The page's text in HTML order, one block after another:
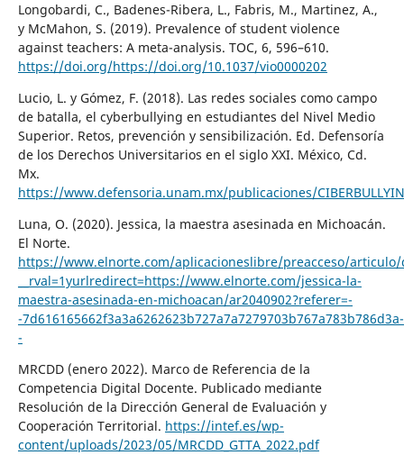
Longobardi, C., Badenes-Ribera, L., Fabris, M., Martinez, A.,
y McMahon, S. (2019). Prevalence of student violence
against teachers: A meta-analysis. TOC, 6, 596–610.
https://doi.org/https://doi.org/10.1037/vio0000202
Lucio, L. y Gómez, F. (2018). Las redes sociales como campo
de batalla, el cyberbullying en estudiantes del Nivel Medio
Superior. Retos, prevención y sensibilización. Ed. Defensoría
de los Derechos Universitarios en el siglo XXI. México, Cd.
Mx.
https://www.defensoria.unam.mx/publicaciones/
Luna, O. (2020). Jessica, la maestra asesinada en Michoacán.
El Norte.
https://www.elnorte.com/aplicacioneslibre/preacceso/articulo/
__rval=1yurlredirect=https://www.elnorte.com/jessica-la-
maestra-asesinada-en-michoacan/ar2040902?referer=-
-7d616165662f3a3a6262623b727a7a7279703b767a783b786d3a-
-
MRCDD (enero 2022). Marco de Referencia de la
Competencia Digital Docente. Publicado mediante
Resolución de la Dirección General de Evaluación y
Cooperación Territorial. https://intef.es/wp-
content/uploads/2023/05/MRCDD_GTTA_2022.pdf